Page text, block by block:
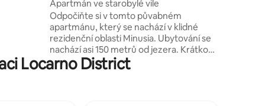
Apartmán ve starobylé vile
Odpočiňte si v tomto půvabném
apartmánu, který se nachází v klidné
rezidenční oblasti Minusia. Ubytování se
nachází asi 150 metrů od jezera. Krátkou
procházkou po slavné červené ulici „Via
alla Riva“ se dostanete do Muralta,
Locarno District